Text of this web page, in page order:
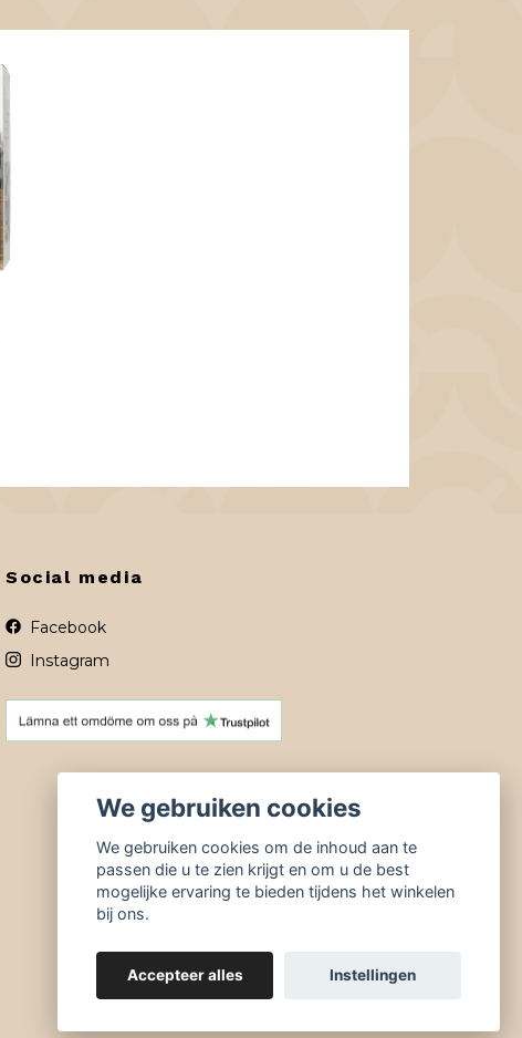
Social media
Facebook
Instagram
We gebruiken cookies
We gebruiken cookies om de inhoud aan te
passen die u te zien krijgt en om u de best
mogelijke ervaring te bieden tijdens het winkelen
bij ons.
Accepteer alles Instellingen